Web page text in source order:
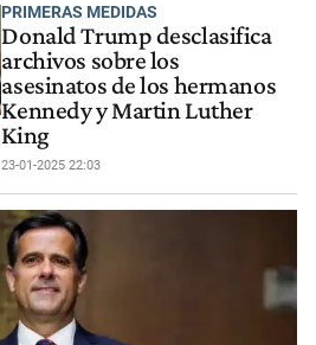
PRIMERAS MEDIDAS
Donald Trump desclasifica
archivos sobre los
asesinatos de los hermanos
Kennedy y Martin Luther
King
23-01-2025 22:03